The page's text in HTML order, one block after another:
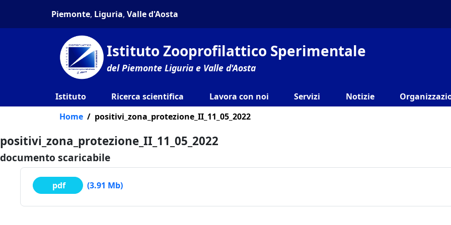
Piemonte, Liguria, Valle d'Aosta
Istituto Zooprofilattico Sperimentale
del Piemonte Liguria e Valle d'Aosta
Istituto Ricerca scientifica Lavora con noi Servizi Notizie
Home
positivi_zona_protezione_II_11_05_2022
positivi_zona_protezione_II_11_05_2022
documento scaricabile
pdf (3.91 Mb)